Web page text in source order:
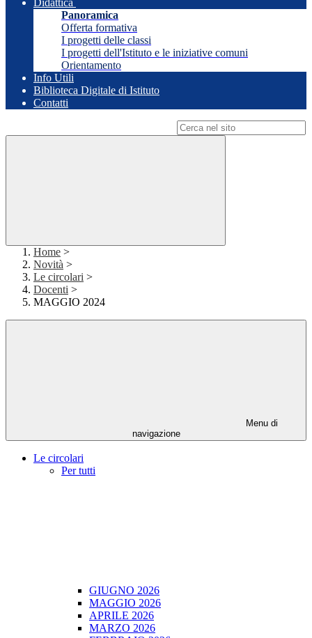
Didattica
Panoramica
Offerta formativa
I progetti delle classi
I progetti dell'Istituto e le iniziative comuni
Orientamento
Info Utili
Biblioteca Digitale di Istituto
Contatti
Home >
Novità >
Le circolari >
Docenti >
MAGGIO 2024
Menu di
navigazione
Le circolari
Per tutti
GIUGNO 2026
MAGGIO 2026
APRILE 2026
MARZO 2026